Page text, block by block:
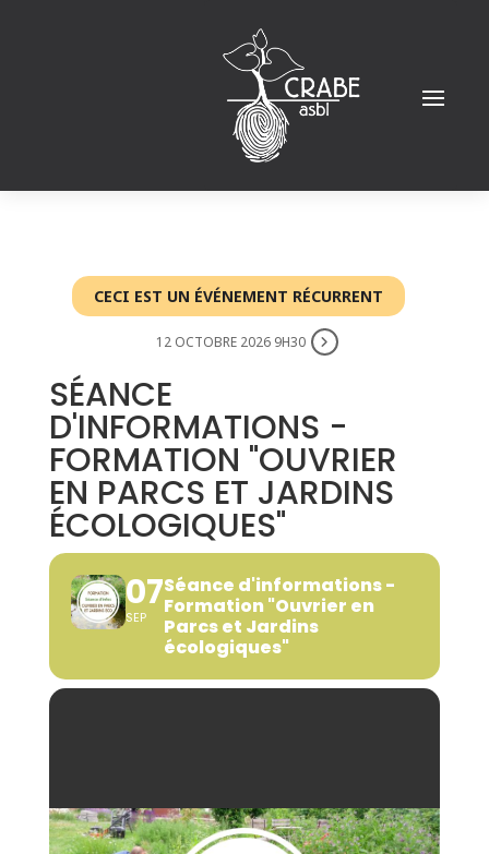
CECI EST UN ÉVÉNEMENT RÉCURRENT
12 OCTOBRE 2026 9H30
SÉANCE
D'INFORMATIONS -
FORMATION "OUVRIER
EN PARCS ET JARDINS
ÉCOLOGIQUES"
07
SEP
Séance d'informations -
Formation "Ouvrier en
Parcs et Jardins
écologiques"